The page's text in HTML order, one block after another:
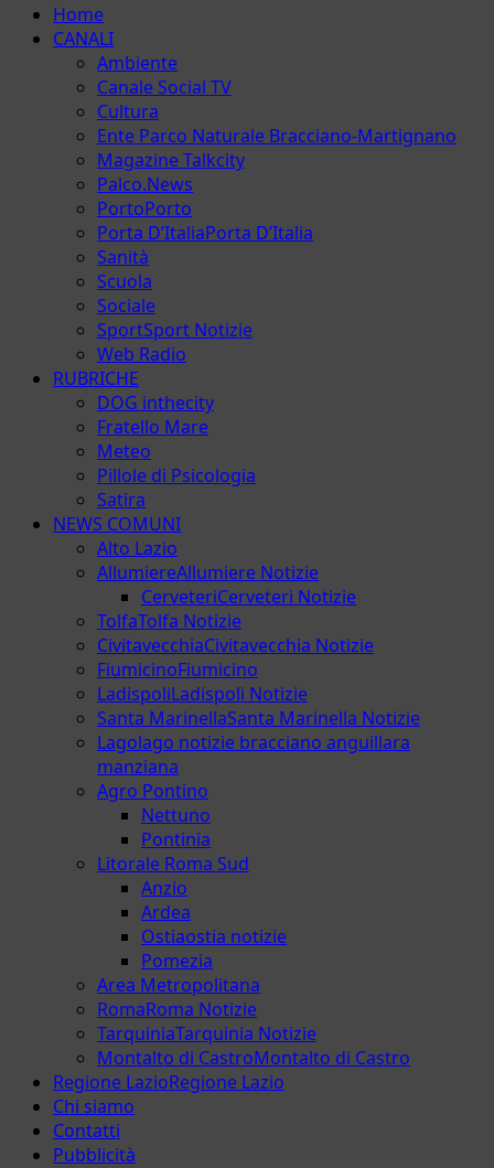
Menu
principale
Home
CANALI
Ambiente
Canale Social TV
Cultura
Ente Parco Naturale Bracciano-Martignano
Magazine Talkcity
Palco.News
PortoPorto
Porta D’ItaliaPorta D’Italia
Sanità
Scuola
Sociale
SportSport Notizie
Web Radio
RUBRICHE
DOG inthecity
Fratello Mare
Meteo
Pillole di Psicologia
Satira
NEWS COMUNI
Alto Lazio
AllumiereAllumiere Notizie
CerveteriCerveteri Notizie
TolfaTolfa Notizie
CivitavecchiaCivitavecchia Notizie
FiumicinoFiumicino
LadispoliLadispoli Notizie
Santa MarinellaSanta Marinella Notizie
Lagolago notizie bracciano anguillara
manziana
Agro Pontino
Nettuno
Pontinia
Litorale Roma Sud
Anzio
Ardea
Ostiaostia notizie
Pomezia
Area Metropolitana
RomaRoma Notizie
TarquiniaTarquinia Notizie
Montalto di CastroMontalto di Castro
Regione LazioRegione Lazio
Chi siamo
Contatti
Pubblicità